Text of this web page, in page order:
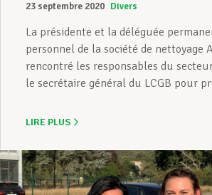
23 septembre 2020 Divers
La présidente et la déléguée
personnel de la société de nettoyage
rencontré les responsables du
le secrétaire général du LCGB pour
LIRE PLUS